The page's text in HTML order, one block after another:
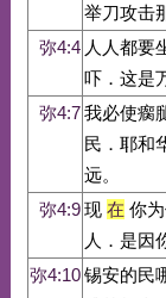
举刀攻击
弥4:4 人人都要
吓．这是
弥4:7我必使瘸
民．耶和
远。
弥4:9现 在 你
人．是因
弥4:10锡安的民